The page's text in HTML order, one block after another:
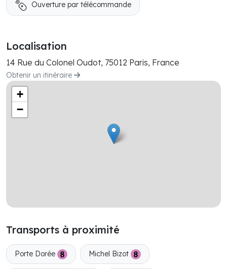
Ouverture par télécommande
Localisation
14 Rue du Colonel Oudot, 75012 Paris, France
Obtenir un itinéraire
+
−
Transports à proximité
Porte Dorée Michel Bizot